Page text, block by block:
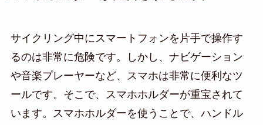
サイクリング中にスマートフォンを片手で操作す
るのは非常に危険です。しかし、ナビゲーション
や音楽プレーヤーなど、スマホは非常に便利なツ
ールです。そこで、スマホホルダーが重宝されて
います。スマホホルダーを使うことで、ハンドル